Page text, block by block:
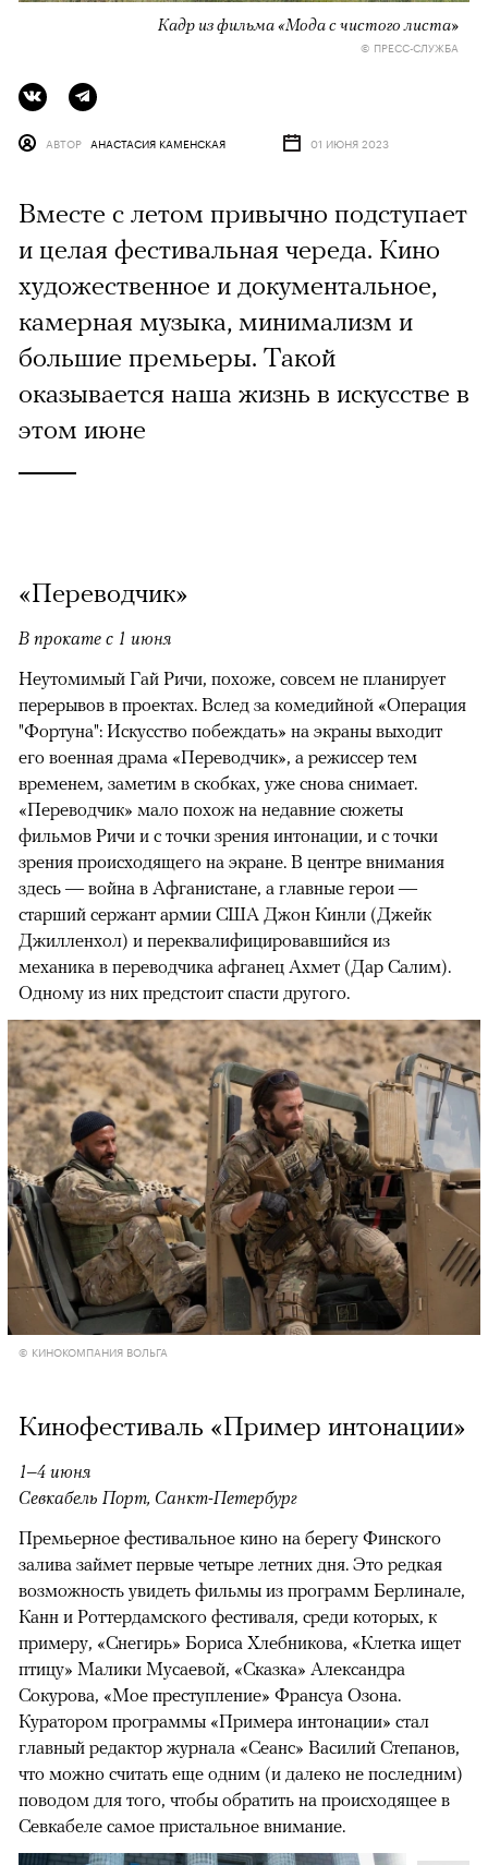
Кадр из фильма «Мода с чистого листа»
© ПРЕСС-СЛУЖБА
АВТОР АНАСТАСИЯ КАМЕНСКАЯ 01 ИЮНЯ 2023
Вместе с летом привычно подступает
и целая фестивальная череда. Кино
художественное и документальное,
камерная музыка, минимализм и
большие премьеры. Такой
оказывается наша жизнь в искусстве в
этом июне
«Переводчик»
В прокате с 1 июня
Неутомимый Гай Ричи, похоже, совсем не планирует
перерывов в проектах. Вслед за комедийной «Операция
"Фортуна": Искусство побеждать» на экраны выходит
его военная драма «Переводчик», а режиссер тем
временем, заметим в скобках, уже снова снимает.
«Переводчик» мало похож на недавние сюжеты
фильмов Ричи и с точки зрения интонации, и с точки
зрения происходящего на экране. В центре внимания
здесь — война в Афганистане, а главные герои —
старший сержант армии США Джон Кинли (Джейк
Джилленхол) и переквалифицировавшийся из
механика в переводчика афганец Ахмет (Дар Салим).
Одному из них предстоит спасти другого.
© КИНОКОМПАНИЯ ВОЛЬГА
Кинофестиваль «Пример интонации»
1–4 июня
Севкабель Порт, Санкт-Петербург
Премьерное фестивальное кино на берегу Финского
залива займет первые четыре летних дня. Это редкая
возможность увидеть фильмы из программ Берлинале,
Канн и Роттердамского фестиваля, среди которых, к
примеру, «Снегирь» Бориса Хлебникова, «Клетка ищет
птицу» Малики Мусаевой, «Сказка» Александра
Сокурова, «Мое преступление» Франсуа Озона.
Куратором программы «Примера интонации» стал
главный редактор журнала «Сеанс» Василий Степанов,
что можно считать еще одним (и далеко не последним)
поводом для того, чтобы обратить на происходящее в
Севкабеле самое пристальное внимание.